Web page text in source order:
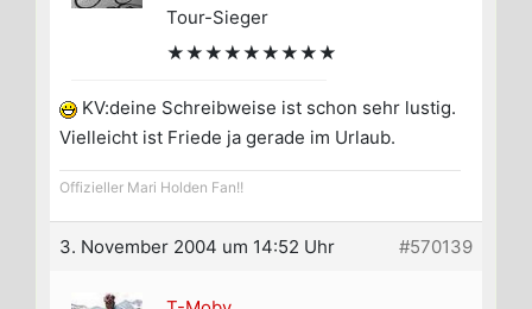
Tour-Sieger
★★★★★★★★★
KV:deine Schreibweise ist schon sehr lustig.
Vielleicht ist Friede ja gerade im Urlaub.
Offizieller Mari Holden Fan!!
3. November 2004 um 14:52 Uhr #570139